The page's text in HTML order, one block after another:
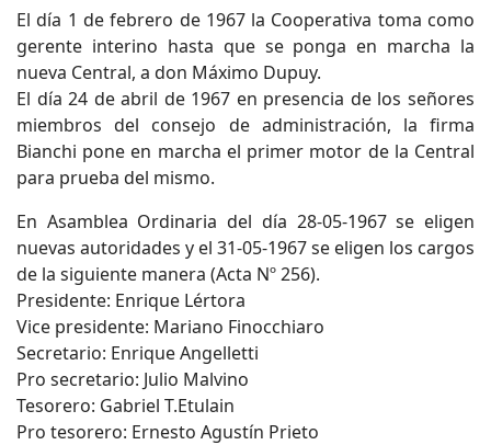
El día 1 de febrero de 1967 la Cooperativa toma como
gerente interino hasta que se ponga en marcha la
nueva Central, a don Máximo Dupuy.
El día 24 de abril de 1967 en presencia de los señores
miembros del consejo de administración, la firma
Bianchi pone en marcha el primer motor de la Central
para prueba del mismo.
En Asamblea Ordinaria del día 28-05-1967 se eligen
nuevas autoridades y el 31-05-1967 se eligen los cargos
de la siguiente manera (Acta Nº 256).
Presidente: Enrique Lértora
Vice presidente: Mariano Finocchiaro
Secretario: Enrique Angelletti
Pro secretario: Julio Malvino
Tesorero: Gabriel T.Etulain
Pro tesorero: Ernesto Agustín Prieto